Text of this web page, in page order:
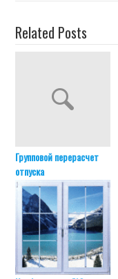
Related Posts
Групповой перерасчет
отпуска